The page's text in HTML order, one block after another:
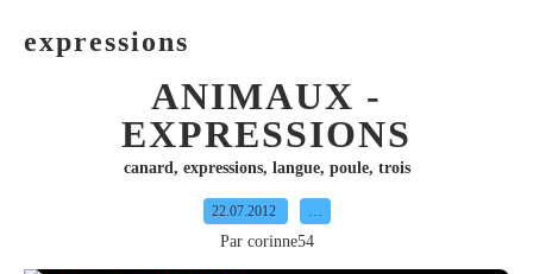
expressions
ANIMAUX -
EXPRESSIONS
canard, expressions, langue, poule, trois
22.07.2012 …
Par corinne54